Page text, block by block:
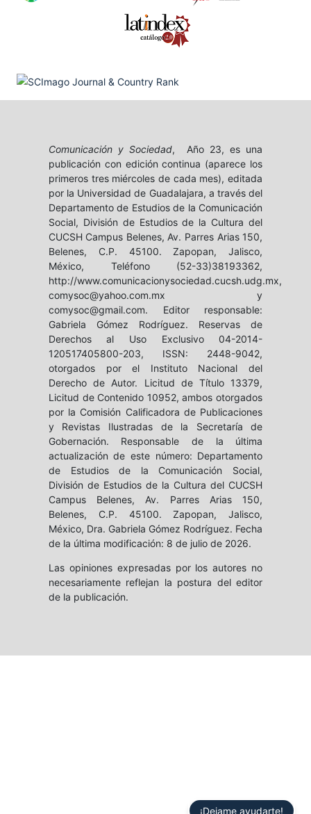
Comunicación y Sociedad, Año 23, es una
publicación con edición continua (aparece los
primeros tres miércoles de cada mes), editada
por la Universidad de Guadalajara, a través del
Departamento de Estudios de la Comunicación
Social, División de Estudios de la Cultura del
CUCSH Campus Belenes, Av. Parres Arias 150,
Belenes, C.P. 45100. Zapopan, Jalisco,
México, Teléfono (52-33)38193362,
http://www.comunicacionysociedad.cucsh.udg.mx,
comysoc@yahoo.com.mx y
comysoc@gmail.com. Editor responsable:
Gabriela Gómez Rodríguez. Reservas de
Derechos al Uso Exclusivo 04-2014-
120517405800-203, ISSN: 2448-9042,
otorgados por el Instituto Nacional del
Derecho de Autor. Licitud de Título 13379,
Licitud de Contenido 10952, ambos otorgados
por la Comisión Calificadora de Publicaciones
y Revistas Ilustradas de la Secretaría de
Gobernación. Responsable de la última
actualización de este número: Departamento
de Estudios de la Comunicación Social,
División de Estudios de la Cultura del CUCSH
Campus Belenes, Av. Parres Arias 150,
Belenes, C.P. 45100. Zapopan, Jalisco,
México, Dra. Gabriela Gómez Rodríguez. Fecha
de la última modificación: 8 de julio de 2026.
Las opiniones expresadas por los autores no
necesariamente reflejan la postura del editor
de la publicación.
¡Dejame ayudarte!